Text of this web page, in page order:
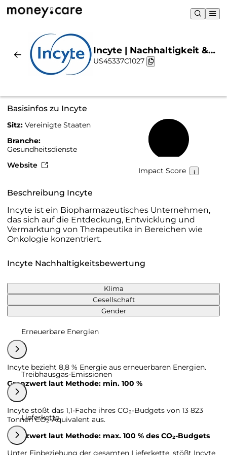
Incyte | Nachhaltigkeit &
Chart
US45337C1027
Basisinfos zu Incyte
Sitz: Vereinigte Staaten
Branche:
Gesundheitsdienste
Website
Impact Score
Beschreibung Incyte
Incyte ist ein Biopharmazeutisches Unternehmen,
das sich auf die Entdeckung, Entwicklung und
Vermarktung von Therapeutika in Bereichen wie
Onkologie konzentriert.
Incyte Nachhaltigkeitsbewertung
Klima
Gesellschaft
Gender
Erneuerbare Energien
Incyte bezieht 8,8 % Energie aus erneuerbaren Energien.
Grenzwert laut Methode: min. 100 %
Treibhausgas-Emissionen
Incyte stößt das 1,1-Fache ihres CO₂-Budgets von 13 823
Tonnen CO₂-Äquivalent aus.
Grenzwert laut Methode: max. 100 % des CO₂-Budgets
Lieferkette
Unter Einbeziehung der gesamten Lieferkette, stößt Incyte